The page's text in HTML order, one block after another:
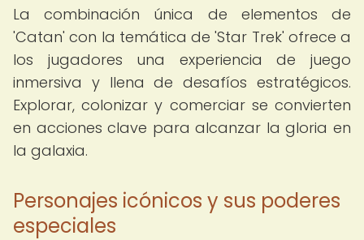
La combinación única de elementos de
'Catan' con la temática de 'Star Trek' ofrece a
los jugadores una experiencia de juego
inmersiva y llena de desafíos estratégicos.
Explorar, colonizar y comerciar se convierten
en acciones clave para alcanzar la gloria en
la galaxia.
Personajes icónicos y sus poderes
especiales